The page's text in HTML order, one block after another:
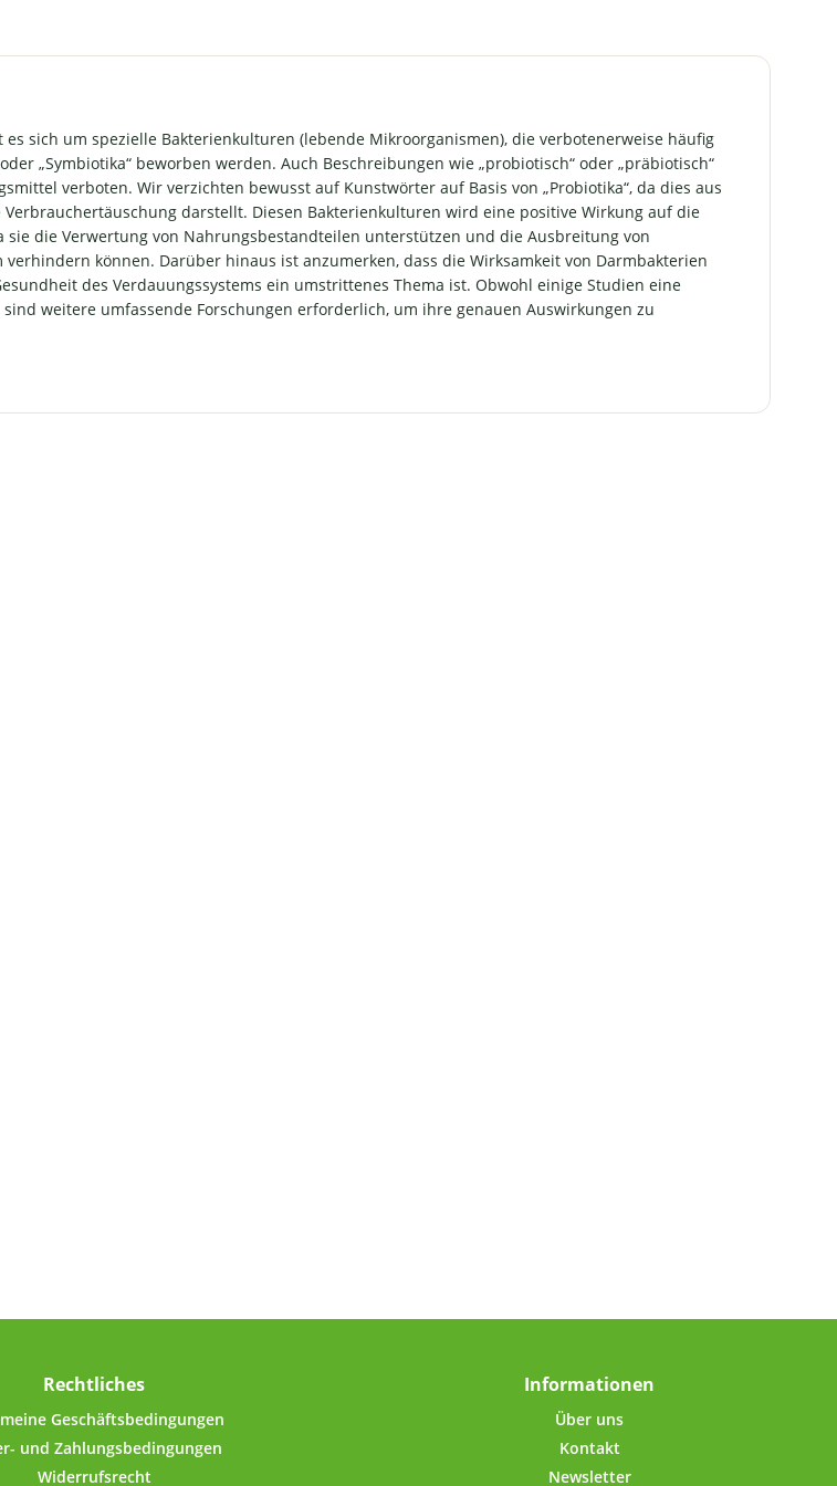
mit
es sich um spezielle Bakterienkulturen (lebende Mikroorganismen), die verbotenerweise häufig
oder „Symbiotika“ beworben werden. Auch Beschreibungen wie „probiotisch“ oder „präbiotisch“
verboten. Wir verzichten bewusst auf Kunstwörter auf Basis von „Probiotika“, da dies aus
Verbrauchertäuschung darstellt. Diesen Bakterienkulturen wird eine positive Wirkung auf die
sie die Verwertung von Nahrungsbestandteilen unterstützen und die Ausbreitung von
können. Darüber hinaus ist anzumerken, dass die Wirksamkeit von Darmbakterien
des Verdauungssystems ein umstrittenes Thema ist. Obwohl einige Studien eine
weitere umfassende Forschungen erforderlich, um ihre genauen Auswirkungen zu
Rechtliches
Geschäftsbedingungen
und Zahlungsbedingungen
Widerrufsrecht
Informationen
Über uns
Kontakt
Newsletter